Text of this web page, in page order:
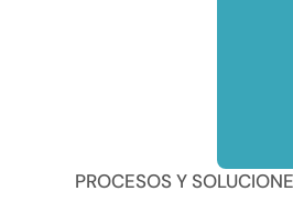
PROCESOS Y